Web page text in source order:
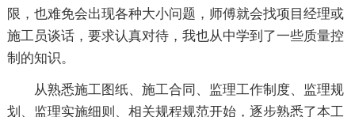
限，也难免会出现各种大小问题，师傅就会找项目经理或
施工员谈话，要求认真对待，我也从中学到了一些质量控
制的知识。
从熟悉施工图纸、施工合同、监理工作制度、监理规
划、监理实施细则、相关规程规范开始，逐步熟悉了本工